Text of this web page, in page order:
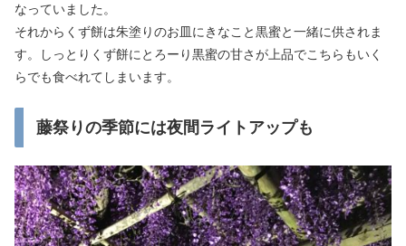
なっていました。
それからくず餅は朱塗りのお皿にきなこと黒蜜と一緒に供されま
す。しっとりくず餅にとろーり黒蜜の甘さが上品でこちらもいく
らでも食べれてしまいます。
藤祭りの季節には夜間ライトアップも